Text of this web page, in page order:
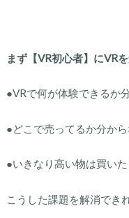
まず【VR初心者】にVR
●VRで何が体験できるか
●どこで売ってるか分から
●いきなり高い物は買いた
こうした課題を解消でき